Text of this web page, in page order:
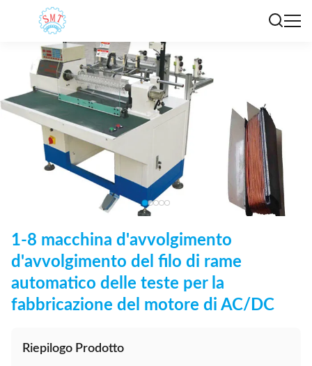
1-8 macchina d'avvolgimento
d'avvolgimento del filo di rame
automatico delle teste per la
fabbricazione del motore di AC/DC
Riepilogo Prodotto